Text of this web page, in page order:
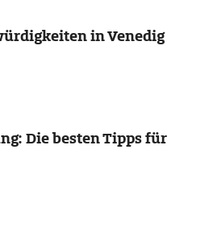
in Venedig
Die besten Tipps für